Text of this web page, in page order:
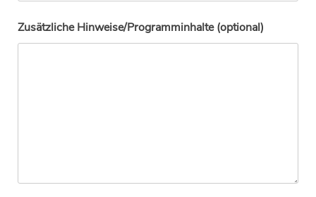
Zusätzliche Hinweise/Programminhalte (optional)